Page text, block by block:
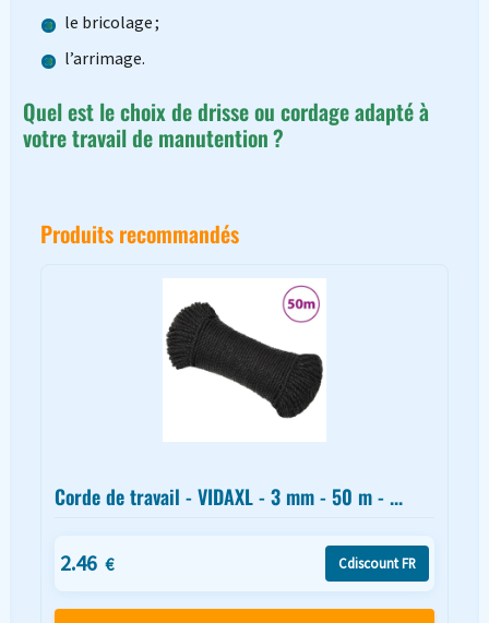
le bricolage ;
l’arrimage.
Quel est le choix de drisse ou cordage adapté à
votre travail de manutention ?
Produits recommandés
Corde de travail - VIDAXL - 3 mm - 50 m - ...
2.46 € Cdiscount FR